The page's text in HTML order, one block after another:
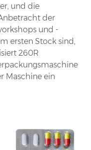
und die
der
und -
ersten Stock sind,
260R
Maschine ein